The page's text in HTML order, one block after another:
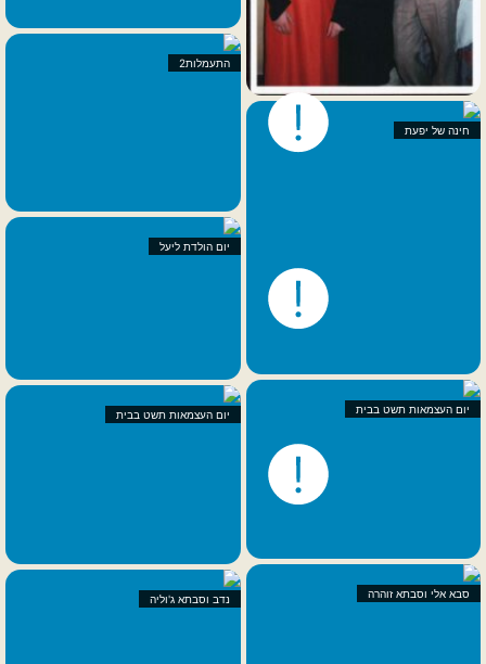
חינה של יפעת
יום העצמאות תשט בבית
סבא אלי וסבתא זוהרה
התעמלות2
יום הולדת ליעל
יום העצמאות תשט בבית
נדב וסבתא ג'וליה